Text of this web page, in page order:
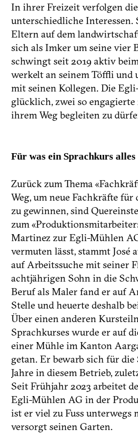
In ihrer Freizeit verfolgen
unterschiedliche
Eltern auf dem
sich als Imker um seine vier
schwingt seit 2019 aktiv
werkelt an seinem Töffli
mit seinen Kollegen. Die
glücklich, zwei so
ihrem Weg begleiten zu
Für was ein Sprachkurs
Zurück zum Thema
Weg, um neue Fachkräfte
zu gewinnen, sind
zum
Martinez zur Egli-Mühlen
vermuten lässt, stammt José
auf Arbeitssuche mit seiner
achtjährigen Sohn in die
Beruf als Maler fand er auf
Stelle und heuerte deshalb
Über einen anderen
Sprachkurses wurde er auf
einer Mühle im Kanton
getan. Er bewarb sich für
Jahre in diesem Betrieb,
Seit Frühjahr 2023 arbeitet
Egli-Mühlen AG in der
ist er viel zu Fuss unterwegs
versorgt seinen Garten.